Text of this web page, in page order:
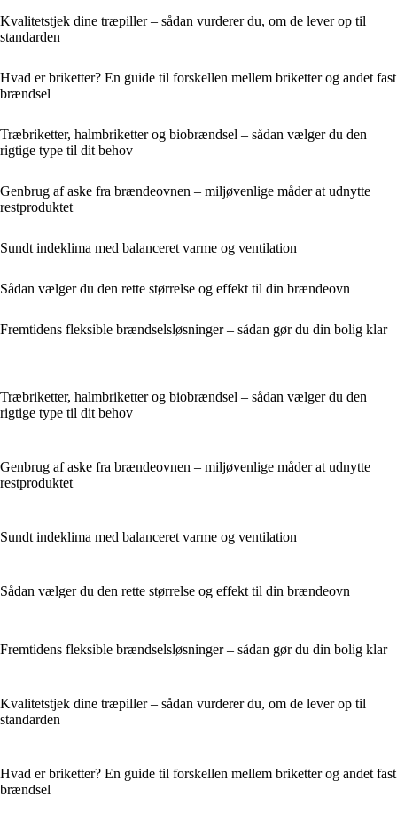
Kvalitetstjek dine træpiller – sådan vurderer du, om de lever op til
standarden
Hvad er briketter? En guide til forskellen mellem briketter og andet fast
brændsel
Træbriketter, halmbriketter og biobrændsel – sådan vælger du den
rigtige type til dit behov
Genbrug af aske fra brændeovnen – miljøvenlige måder at udnytte
restproduktet
Sundt indeklima med balanceret varme og ventilation
Sådan vælger du den rette størrelse og effekt til din brændeovn
Fremtidens fleksible brændselsløsninger – sådan gør du din bolig klar
Træbriketter, halmbriketter og biobrændsel – sådan vælger du den
rigtige type til dit behov
Genbrug af aske fra brændeovnen – miljøvenlige måder at udnytte
restproduktet
Sundt indeklima med balanceret varme og ventilation
Sådan vælger du den rette størrelse og effekt til din brændeovn
Fremtidens fleksible brændselsløsninger – sådan gør du din bolig klar
Kvalitetstjek dine træpiller – sådan vurderer du, om de lever op til
standarden
Hvad er briketter? En guide til forskellen mellem briketter og andet fast
brændsel